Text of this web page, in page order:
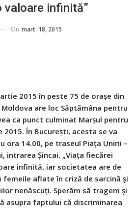
valoare infinită”
On mart. 18, 2015
2015 în peste 75 de oraşe din
Moldova are loc Săptămâna pentru
ca punct culminat Marşul pentru
În Bucureşti, acesta se va
ora 14.00, pe traseul Piaţa Unirii –
intrarea Şincai. „Viaţa fiecărei
infinită, iar societatea are de
aflate în criză de sarcină şi
nenăscuţi. Sperăm să tragem şi
asupra faptului că discriminarea